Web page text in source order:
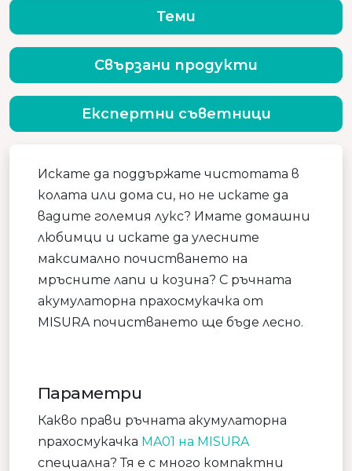
Искате да поддържате чистотата в
колата или дома си, но не искате да
вадите големия лукс? Имате домашни
любимци и искате да улесните
максимално почистването на
мръсните лапи и козина? С ръчната
акумулаторна прахосмукачка от
MISURA почистването ще бъде лесно.
Параметри
Какво прави ръчната акумулаторна
прахосмукачка MA01 на MISURA
специална? Тя е с много компактни
Теми
Свързани продукти
Експертни съветници